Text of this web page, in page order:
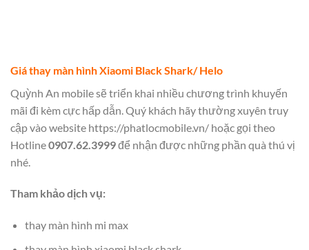
Giá thay màn hình Xiaomi Black Shark/ Helo
Quỳnh An mobile sẽ triển khai nhiều chương trình khuyến
mãi đi kèm cực hấp dẫn. Quý khách hãy thường xuyên truy
cập vào website https://phatlocmobile.vn/ hoặc gọi theo
Hotline0907.62.3999để nhận được những phần quà thú vị
nhé.
Tham khảo dịch vụ:
thay màn hình mi max